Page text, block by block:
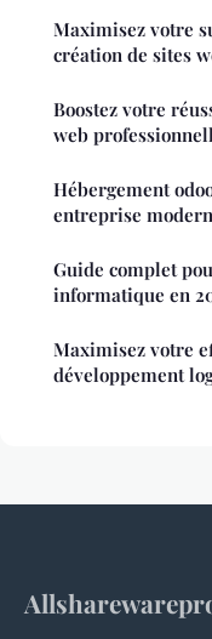
Maximisez votre
création de sites
Boostez votre
web
Hébergement
entreprise
Guide complet
informatique en
Maximisez votre
développement